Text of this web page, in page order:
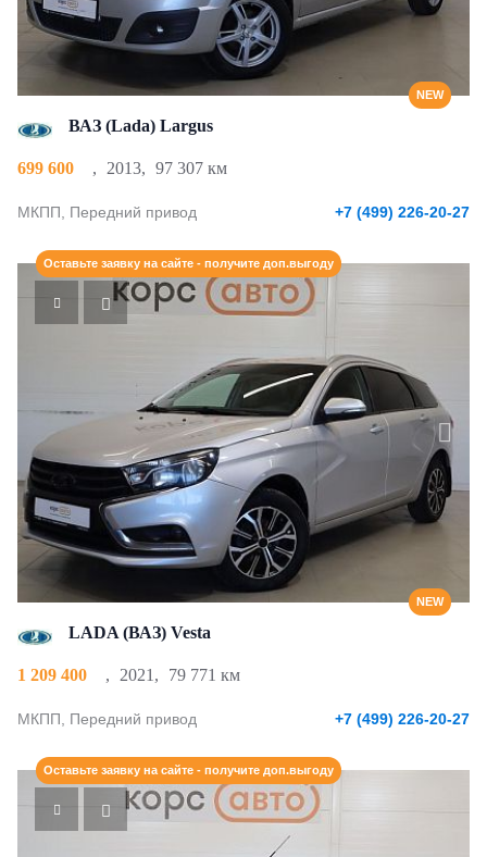
NEW
ВАЗ (Lada) Largus
699 600 , 2013, 97 307 км
МКПП, Передний привод +7 (499) 226-20-27
NEW
Оставьте заявку на сайте - получите доп.выгоду
LADA (ВАЗ) Vesta
1 209 400 , 2021 , 79 771 км
МКПП, Передний привод +7 (499) 226-20-27
Оставьте заявку на сайте - получите доп.выгоду